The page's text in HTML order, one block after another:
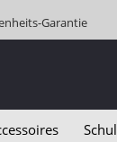
Garantie